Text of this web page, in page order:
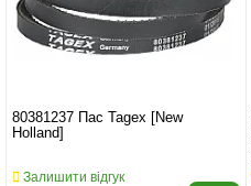
80381237 Пас Tagex [New
Holland]
Залишити відгук